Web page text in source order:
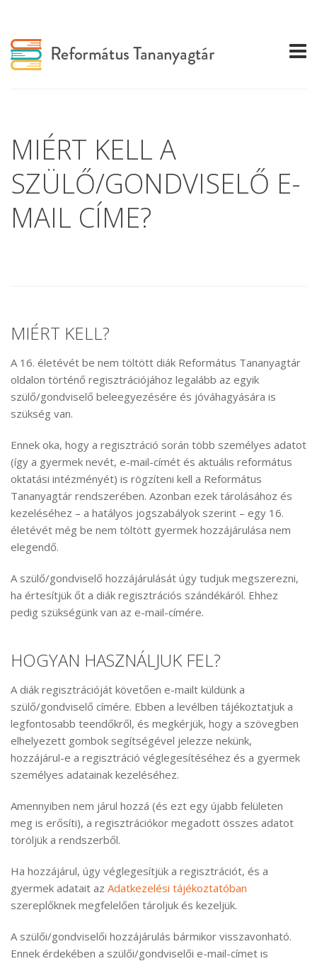
MIÉRT KELL A
SZÜLŐ/GONDVISELŐ E-
MAIL CÍME?
MIÉRT KELL?
A 16. életévét be nem töltött diák Református Tananyagtár
oldalon történő regisztrációjához legalább az egyik
szülő/gondviselő beleegyezésére és jóváhagyására is
szükség van.
Ennek oka, hogy a regisztráció során több személyes adatot
(így a gyermek nevét, e-mail-címét és aktuális református
oktatási intézményét) is rögzíteni kell a Református
Tananyagtár rendszerében. Azonban ezek tárolásához és
kezeléséhez – a hatályos jogszabályok szerint – egy 16.
életévét még be nem töltött gyermek hozzájárulása nem
elegendő.
A szülő/gondviselő hozzájárulását úgy tudjuk megszerezni,
ha értesítjük őt a diák regisztrációs szándékáról. Ehhez
pedig szükségünk van az e-mail-címére.
HOGYAN HASZNÁLJUK FEL?
A diák regisztrációját követően e-mailt küldünk a
szülő/gondviselő címére. Ebben a levélben tájékoztatjuk a
legfontosabb teendőkről, és megkérjük, hogy a szövegben
elhelyezett gombok segítségével jelezze nekünk,
hozzájárul-e a regisztráció véglegesítéséhez és a gyermek
személyes adatainak kezeléséhez.
Amennyiben nem járul hozzá (és ezt egy újabb felületen
meg is erősíti), a regisztrációkor megadott összes adatot
töröljük a rendszerből.
Ha hozzájárul, úgy véglegesítjük a regisztrációt, és a
gyermek adatait az Adatkezelési tájékoztatóban
szereplőknek megfelelően tároljuk és kezeljük.
A szülői/gondviselői hozzájárulás bármikor visszavonható.
Ennek érdekében a szülői/gondviselői e-mail-címet is